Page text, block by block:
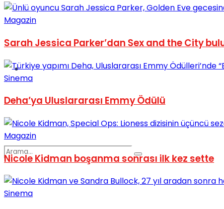
Podcast
Magazin
Sarah Jessica Parker’dan Sex and the City
Sinema
Deha’ya Uluslararası Emmy Ödülü
Magazin
Nicole Kidman boşanma sonrası ilk kez sette
Sinema